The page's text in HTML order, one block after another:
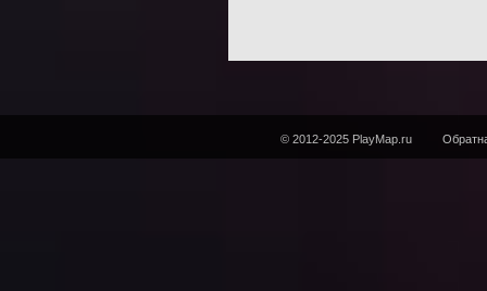
© 2012-2025 PlayMap.ru